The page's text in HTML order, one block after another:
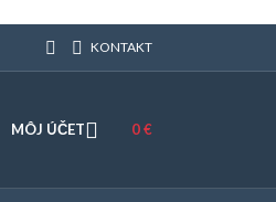
KONTAKT
MÔJ ÚČET 0€